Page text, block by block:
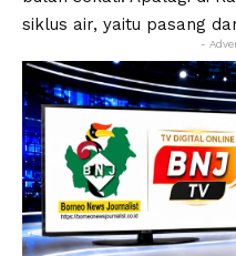
siklus air, yaitu pasang
-